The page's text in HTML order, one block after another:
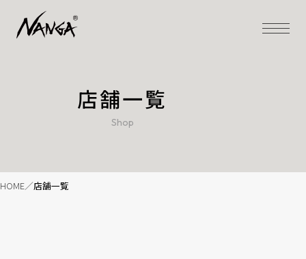
店舗一覧
Shop
HOME 店舗一覧